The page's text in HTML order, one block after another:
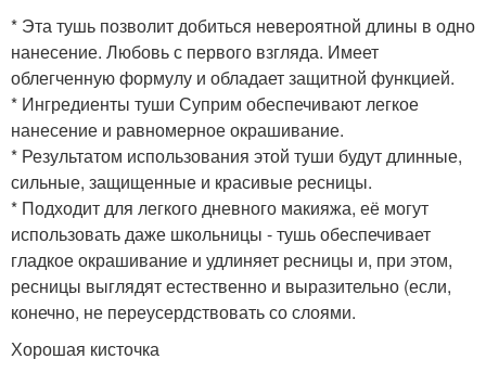
* Эта тушь позволит добиться невероятной длины в одно
нанесение. Любовь с первого взгляда. Имеет
облегченную формулу и обладает защитной функцией.
* Ингредиенты туши Суприм обеспечивают легкое
нанесение и равномерное окрашивание.
* Результатом использования этой туши будут длинные,
сильные, защищенные и красивые ресницы.
* Подходит для легкого дневного макияжа, её могут
использовать даже школьницы - тушь обеспечивает
гладкое окрашивание и удлиняет ресницы и, при этом,
ресницы выглядят естественно и выразительно (если,
конечно, не переусердствовать со слоями.
Хорошая кисточка